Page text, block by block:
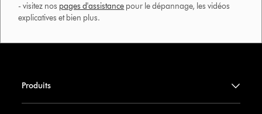
- visitez nos pages d'assistance pour le dépannage, les vidéos
explicatives et bien plus.​
Produits